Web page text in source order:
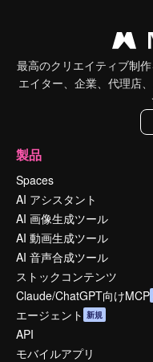
最高のクリエイティブ制
エイター、企業、代理店
製品
Spaces
AI アシスタント
AI 画像生成ツール
AI 動画生成ツール
AI 音声合成ツール
ストックコンテンツ
Claude/ChatGPT向けMCP
エージェント 新規
API
モバイルアプリ